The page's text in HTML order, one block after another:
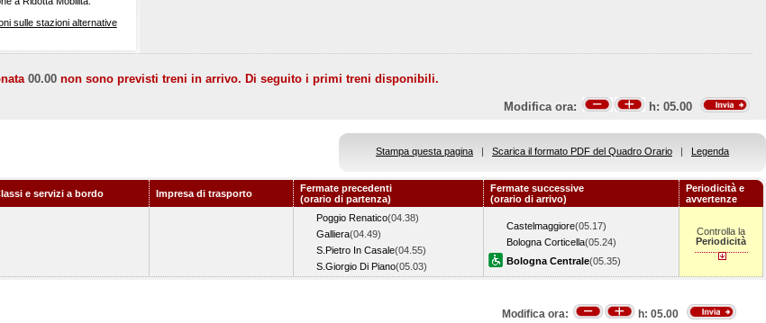
sulle stazioni alternative
00.00 non sono previsti treni in arrivo. Di seguito i primi treni disponibili.
Modifica ora: h: 05.00
Stampa questa pagina | Scarica il formato PDF del Quadro Orario | Legenda
e servizi a bordo Impresa di trasporto
Fermate precedenti
(orario di partenza)
Fermate successive
(orario di arrivo)
Periodicità e
avvertenze
Poggio Renatico(04.38)
Galliera(04.49)
S.Pietro In Casale(04.55)
S.Giorgio Di Piano(05.03)
Castelmaggiore(05.17)
Bologna Corticella(05.24)
Bologna Centrale(05.35)
Controlla la
Periodicità
Modifica ora: h: 05.00